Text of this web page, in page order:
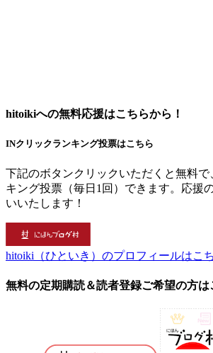
hitoikiへの無料応援はこちらから！
INクリックランキング投票はこちら
下記のボタンクリックいただくと無料
キング投票（毎日1回）できます。応援
いいたします！
hitoiki（ひといき）のプロフィールはこ
無料の定期購読＆読者登録ご希望の方は